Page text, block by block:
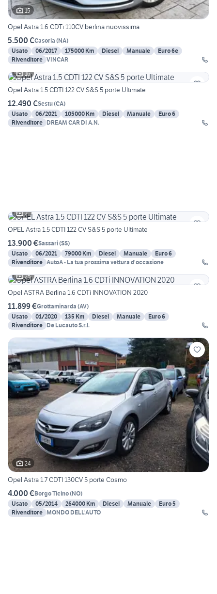
15
Opel Astra 1.6 CDTi 110CV berlina nuovissima
5.500 €Casoria (NA)
Usato
06/2017 175000 Km Diesel Manuale
Euro 6e
Rivenditore VINCAR
16
Opel Astra 1.5 CDTI 122 CV S&S 5 porte Ultimate
12.490 €Sestu(CA)
Usato
06/2021 105000 Km Diesel Manuale
Euro 6
Rivenditore DREAM CAR DI A.N.
2
OPEL Astra 1.5 CDTI 122 CV S&S 5 porte Ultimate
13.900 €Sassari(SS)
Usato
06/2021 79000 Km Diesel Manuale
Euro 6
Rivenditore AutoA - La tua prossima vettura d'occasione
25
Opel ASTRA Berlina 1.6 CDTi INNOVATION 2020
11.899 €Grottaminarda (AV)
Usato
01/2020 135 Km Diesel Manuale
Euro 6
Rivenditore De Lucauto S.r.l.
24
Opel Astra 1.7 CDTI 130CV 5 porte Cosmo
4.000 €Borgo Ticino(NO)
Usato
05/2014 264000 Km Diesel Manuale
Euro 5
Rivenditore MONDO DELL'AUTO